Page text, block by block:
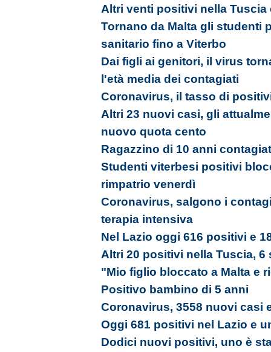
Altri venti positivi nella
Tornano da Malta gli studenti
sanitario fino a Viterbo
Dai figli ai genitori, il virus
l'età media dei contagiati
Coronavirus, il tasso di
Altri 23 nuovi casi, gli
nuovo quota cento
Ragazzino di 10 anni
Studenti viterbesi positivi
rimpatrio venerdì
Coronavirus, salgono i
terapia intensiva
Nel Lazio oggi 616 positivi e
Altri 20 positivi nella Tuscia, 6
"Mio figlio bloccato a Malta e
Positivo bambino di 5 anni
Coronavirus, 3558 nuovi casi
Oggi 681 positivi nel Lazio e
Dodici nuovi positivi, uno è